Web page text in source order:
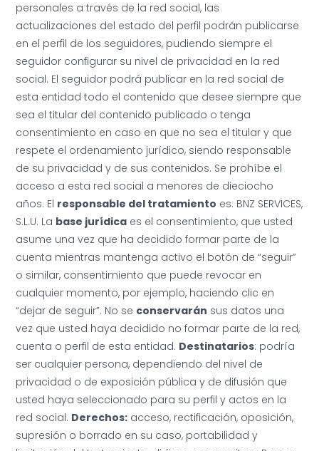
personales a través de la red social, las
actualizaciones del estado del perfil podrán publicarse
en el perfil de los seguidores, pudiendo siempre el
seguidor configurar su nivel de privacidad en la red
social. El seguidor podrá publicar en la red social de
esta entidad todo el contenido que desee siempre que
sea el titular del contenido publicado o tenga
consentimiento en caso en que no sea el titular y que
respete el ordenamiento jurídico, siendo responsable
de su privacidad y de sus contenidos. Se prohíbe el
acceso a esta red social a menores de dieciocho
años. El responsable del tratamiento es: BNZ SERVICES,
S.L.U. La base jurídica es el consentimiento, que usted
asume una vez que ha decidido formar parte de la
cuenta mientras mantenga activo el botón de “seguir”
o similar, consentimiento que puede revocar en
cualquier momento, por ejemplo, haciendo clic en
“dejar de seguir”. No se conservarán sus datos una
vez que usted haya decidido no formar parte de la red,
cuenta o perfil de esta entidad. Destinatarios: podría
ser cualquier persona, dependiendo del nivel de
privacidad o de exposición pública y de difusión que
usted haya seleccionado para su perfil y actos en la
red social. Derechos: acceso, rectificación, oposición,
supresión o borrado en su caso, portabilidad y